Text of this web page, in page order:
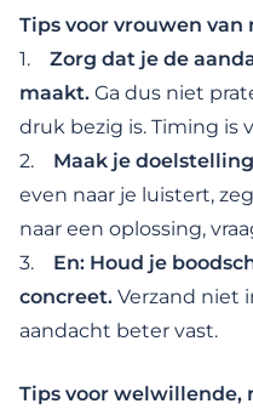
Tips voor vrouwen
1. Zorg dat je de
maakt. Ga dus niet
druk bezig is. Timing is
2. Maak je
even naar je luistert,
naar een oplossing,
3. En: Houd je
concreet. Verzand niet
aandacht beter vast.
Tips voor